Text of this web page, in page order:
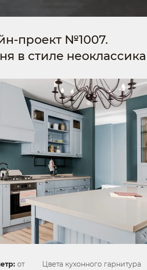
проект №1007.
в стиле неоклассика
от
Цвета кухонного гарнитура